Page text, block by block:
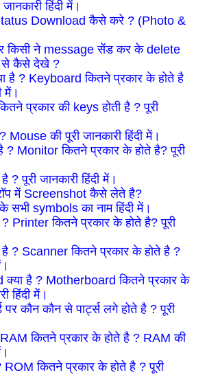
हिंदी में।
Download कैसे करे ? (Photo &
किसी ने message सेंड कर के delete
से कैसे देखे ?
है ? Keyboard कितने प्रकार के होते है
में।
प्रकार की keys होती है ? पूरी
Mouse की पूरी जानकारी हिंदी में।
? Monitor कितने प्रकार के होते है? पूरी
? पूरी जानकारी हिंदी में।
में Screenshot कैसे लेते है?
के सभी symbols का नाम हिंदी में।
Printer कितने प्रकार के होते है? पूरी
? Scanner कितने प्रकार के होते है ?
क्या है ? Motherboard कितने प्रकार के
हिंदी में।
पर कौन कौन से पार्ट्स लगे होते है ? पूरी
कितने प्रकार के होते है ? RAM की
ROM कितने प्रकार के होते है ? पूरी